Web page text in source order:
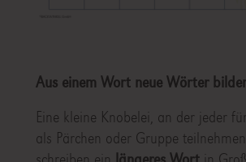
Aus einem Wort neue Wörter
Eine kleine Knobelei, an der jeder
als Pärchen oder Gruppe